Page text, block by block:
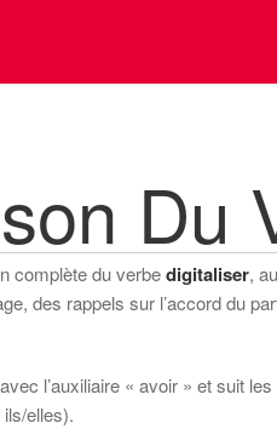
Du
complète du verbedigitaliser,
des rappels sur l’accord du
l’auxiliaire « avoir » et suit
elles).